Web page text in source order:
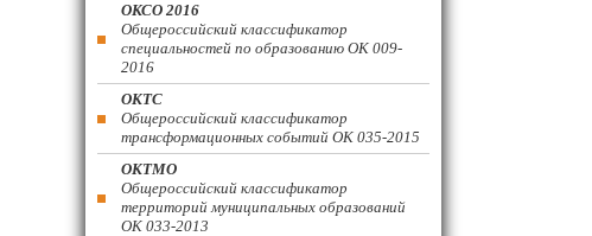
ОКСО 2016
Общероссийский классификатор
специальностей по образованию ОК 009-
2016
ОКТС
Общероссийский классификатор
трансформационных событий ОК 035-2015
ОКТМО
Общероссийский классификатор
территорий муниципальных образований
ОК 033-2013